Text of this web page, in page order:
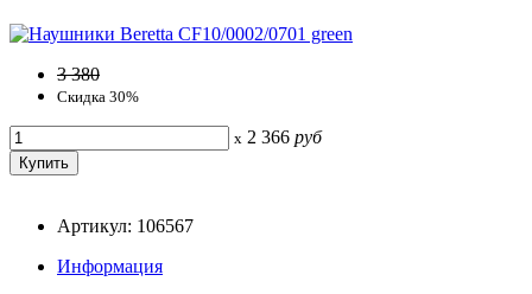
3 380
Скидка 30%
x 2 366 руб
Артикул: 106567
Информация